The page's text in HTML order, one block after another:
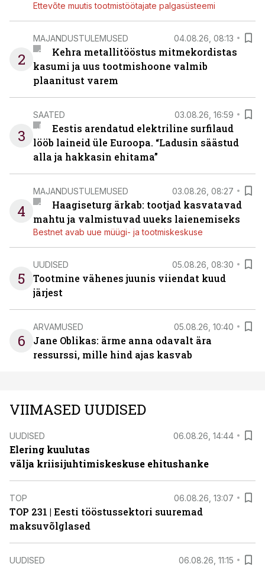
Ettevõte muutis tootmistöötajate palgasüsteemi
2
MAJANDUSTULEMUSED 04.08.26, 08:13
Kehra metallitööstus mitmekordistas
kasumi ja uus tootmishoone valmib
plaanitust varem
3
SAATED 03.08.26, 16:59
Eestis arendatud elektriline surfilaud
lööb laineid üle Euroopa. “Ladusin säästud
alla ja hakkasin ehitama”
4
MAJANDUSTULEMUSED 03.08.26, 08:27
Haagiseturg ärkab: tootjad kasvatavad
mahtu ja valmistuvad uueks laienemiseks
Bestnet avab uue müügi- ja tootmiskeskuse
5
UUDISED 05.08.26, 08:30
Tootmine vähenes juunis viiendat kuud
järjest
6
ARVAMUSED 05.08.26, 10:40
Jane Oblikas: ärme anna odavalt ära
ressurssi, mille hind ajas kasvab
VIIMASED UUDISED
UUDISED 06.08.26, 14:44
Elering kuulutas
välja kriisijuhtimiskeskuse ehitushanke
TOP 06.08.26, 13:07
TOP 231 | Eesti tööstussektori suuremad
maksuvõlglased
UUDISED 06.08.26, 11:15